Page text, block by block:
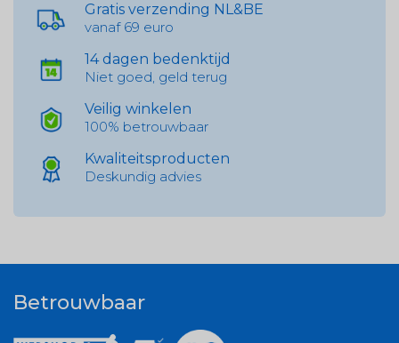
Gratis verzending NL&BE
vanaf 69 euro
14 dagen bedenktijd
Niet goed, geld terug
Veilig winkelen
100% betrouwbaar
Kwaliteitsproducten
Deskundig advies
Betrouwbaar